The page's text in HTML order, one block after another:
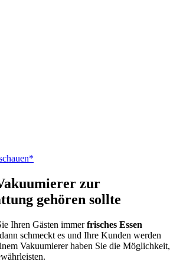
zur
gehören sollte
Ihren Gästen immerfrisches Essen
schmeckt es und Ihre Kunden werden
Vakuumierer haben Sie die Möglichkeit,